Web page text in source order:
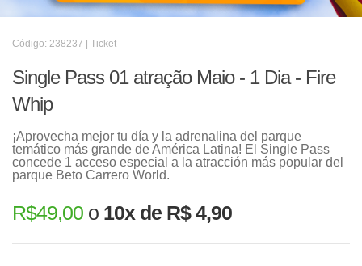
Código: 238237 | Ticket
Single Pass 01 atração Maio - 1 Dia - Fire
Whip
¡Aprovecha mejor tu día y la adrenalina del parque
temático más grande de América Latina! El Single Pass
concede 1 acceso especial a la atracción más popular del
parque Beto Carrero World.
R$49,00 o 10x de R$ 4,90